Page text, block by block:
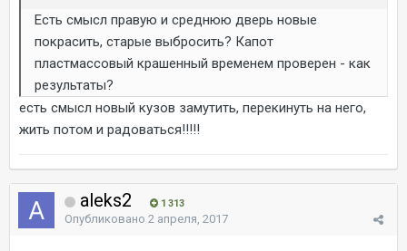
Есть смысл правую и среднюю дверь новые
покрасить, старые выбросить? Капот
пластмассовый крашенный временем проверен - как
результаты?
есть смысл новый кузов замутить, перекинуть на него,
жить потом и радоваться!!!!!
aleks2 1 313
Опубликовано 2 апреля, 2017